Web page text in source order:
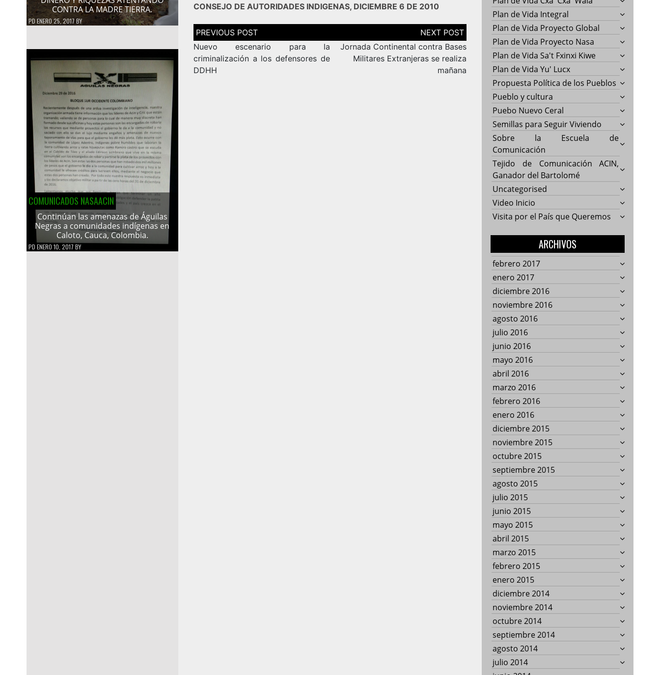
CONTRA LA MADRE TIERRA.
PDENERO 25, 2017 BY
COMUNICADOS NASAACIN
Continúan las amenazas de Águilas
Negras a comunidades indígenas en
Caloto, Cauca, Colombia.
PD ENERO 10, 2017 BY
CONSEJO DE AUTORIDADES INDIGENAS, DICIEMBRE 6 DE 2010
Navegación
de
entradas
Nuevo escenario para la
criminalización a los defensores de
DDHH
Jornada Continental contra Bases
Militares Extranjeras se realiza
mañana
Plan de Vida Integral
Plan de Vida Proyecto Global
Plan de Vida Proyecto Nasa
Plan de Vida Sa't Fxinxi Kiwe
Plan de Vida Yu' Lucx
Propuesta Política de los Pueblos
Pueblo y cultura
Puebo Nuevo Ceral
Semillas para Seguir Viviendo
Sobre la Escuela de
Comunicación
Tejido de Comunicación ACIN,
Ganador del Bartolomé
Uncategorised
Video Inicio
Visita por el País que Queremos
ARCHIVOS
febrero 2017
enero 2017
diciembre 2016
noviembre 2016
agosto 2016
julio 2016
junio 2016
mayo 2016
abril 2016
marzo 2016
febrero 2016
enero 2016
diciembre 2015
noviembre 2015
octubre 2015
septiembre 2015
agosto 2015
julio 2015
junio 2015
mayo 2015
abril 2015
marzo 2015
febrero 2015
enero 2015
diciembre 2014
noviembre 2014
octubre 2014
septiembre 2014
agosto 2014
julio 2014